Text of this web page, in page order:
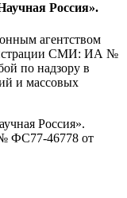
Россия».
агентством
СМИ: ИА №
по надзору в
и массовых
Россия».
ФС77-46778 от